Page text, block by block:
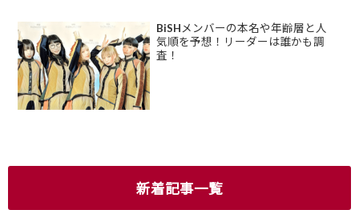
BiSHメンバーの本名や年齢層と人
気順を予想！リーダーは誰かも調
査！
新着記事一覧